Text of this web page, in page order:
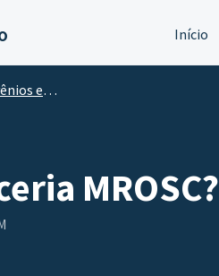
Início
e Parcerias
MROSC?